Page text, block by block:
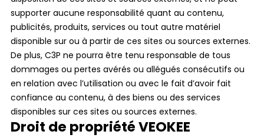
supporter aucune responsabilité quant au contenu,
publicités, produits, services ou tout autre matériel
disponible sur ou à partir de ces sites ou sources externes.
De plus, C3P ne pourra être tenu responsable de tous
dommages ou pertes avérés ou allégués consécutifs ou
en relation avec l’utilisation ou avec le fait d’avoir fait
confiance au contenu, à des biens ou des services
disponibles sur ces sites ou sources externes.
Droit de propriété VEOKEE